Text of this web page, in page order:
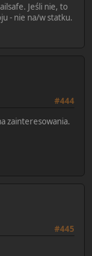
Jeśli nie, to
- nie na/w statku.
#444
zainteresowania.
#445